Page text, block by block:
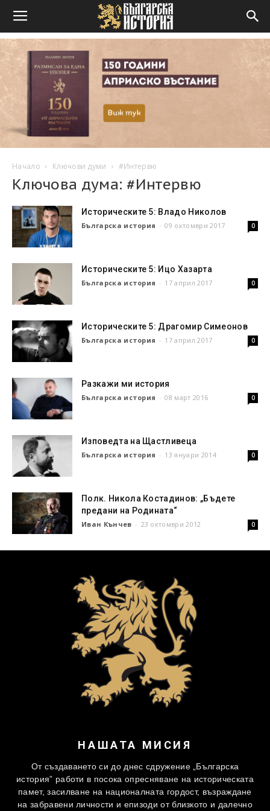
Начало Ключови думи #Интервю
Ключова дума: #Интервю
Историческите 5: Владо Николов
Българска история - 09 октомври 2017 0
Историческите 5: Ицо Хазарта
Българска история - 17 април 2017 0
Историческите 5: Драгомир Симеонов
Българска история - 17 април 2017 0
Разкажи ми история
Българска история - 08 март 2016 0
Изповедта на Щастливеца
Българска история - 13 януари 2014 0
Полк. Никола Костадинов: „Бъдете
предани на Родината“
Иван Кънчев - 23 октомври 2012 0
НАШАТА МИСИЯ
От създаването си до днес сдружение „Българска
история” работи в посока опресняване на историческата
памет, засилване на националната гордост, възраждане
на забравени личности и епизоди от близкото и далечно